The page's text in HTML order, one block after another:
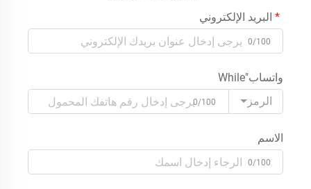
البريد الإلكتروني
0/100
واتساب"While
الرمز
0/100
الاسم
0/100